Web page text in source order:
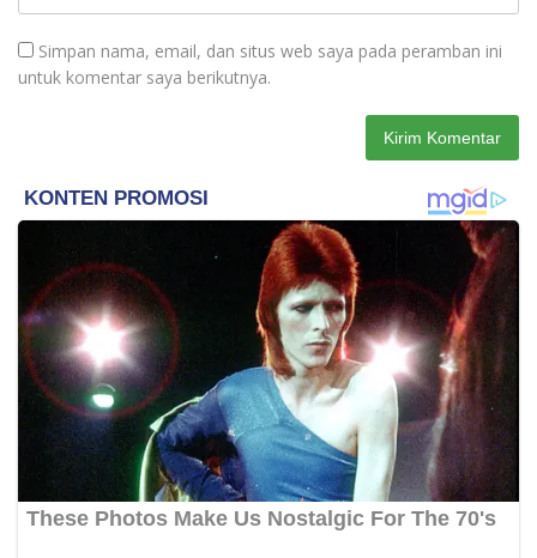
Simpan nama, email, dan situs web saya pada peramban ini
untuk komentar saya berikutnya.